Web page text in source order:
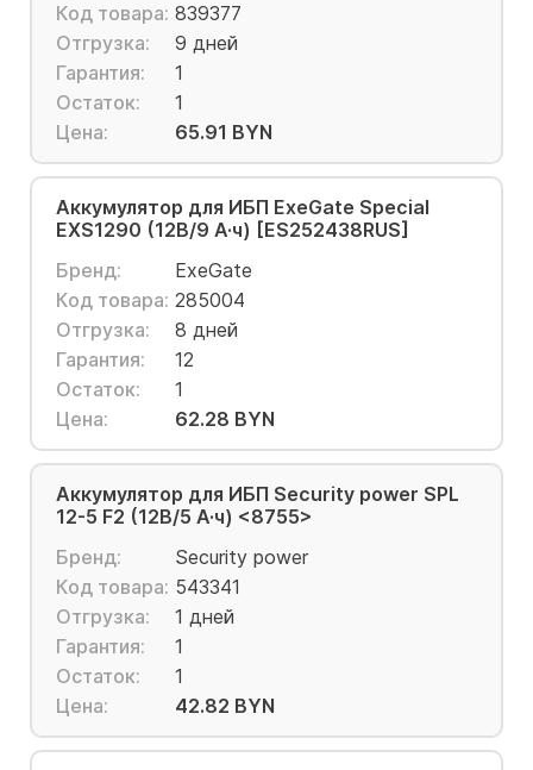
Код товара: 839377
Отгрузка:
9 дней
Гарантия:
1
Остаток:
1
Цена:
65.91 BYN
Аккумулятор для ИБП ExeGate Special
EXS1290 (12В/9 А·ч) [ES252438RUS]
Бренд:
ExeGate
Код товара: 285004
Отгрузка:
8 дней
Гарантия:
12
Остаток:
1
Цена:
62.28 BYN
Аккумулятор для ИБП Security power SPL
12-5 F2 (12В/5 А·ч) <8755>
Бренд:
Security power
Код товара: 543341
Отгрузка:
1 дней
Гарантия:
1
Остаток:
1
Цена:
42.82 BYN